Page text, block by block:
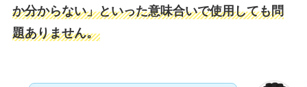
か分からない」といった意味合いで使用しても問
題ありません。